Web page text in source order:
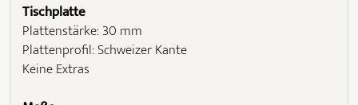
Tischplatte
Plattenstärke: 30 mm
Plattenprofil: Schweizer Kante
Keine Extras